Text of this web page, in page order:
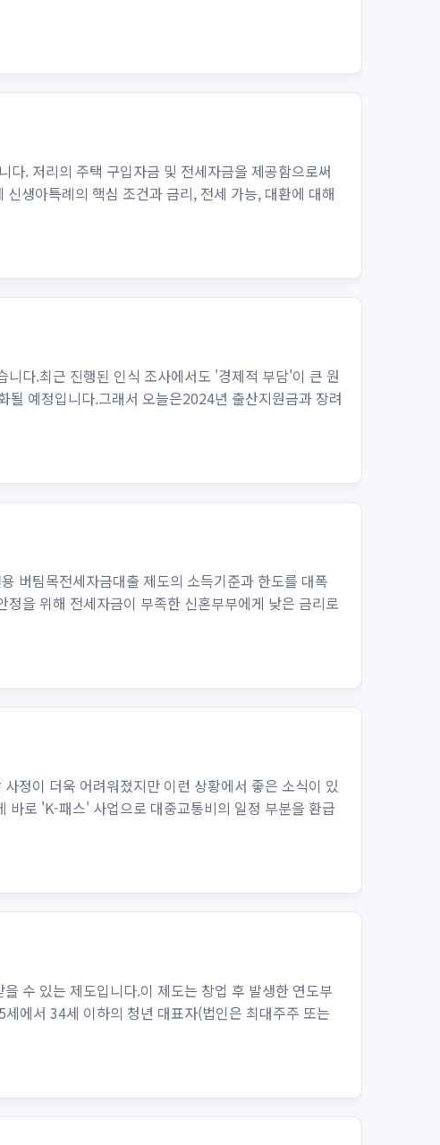
. 저리의 주택 구입자금 및 전세자금을 제공함으로써
생아특례의 핵심 조건과 금리, 전세 가능, 대환에 대해
다.최근 진행된 인식 조사에서도 '경제적 부담'이 큰 원
예정입니다.그래서 오늘은2024년 출산지원금과 장려
버팀목전세자금대출 제도의 소득기준과 한도를 대폭
을 위해 전세자금이 부족한 신혼부부에게 낮은 금리로
정이 더욱 어려워졌지만 이런 상황에서 좋은 소식이 있
바로 'K-패스' 사업으로 대중교통비의 일정 부분을 환급
수 있는 제도입니다.이 제도는 창업 후 발생한 연도부
에서 34세 이하의 청년 대표자(법인은 최대주주 또는